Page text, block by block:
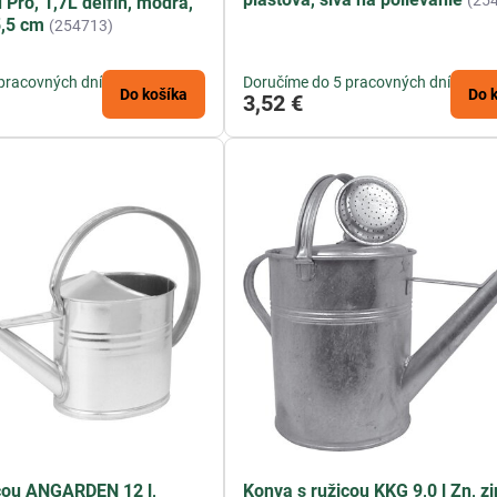
cm (254713)
dní
Do košíka
Doručíme do 5 pracovných dní
3,52 € Do
ANGARDEN 12 l, Konva s ružicou KKG 9,0 l Zn,